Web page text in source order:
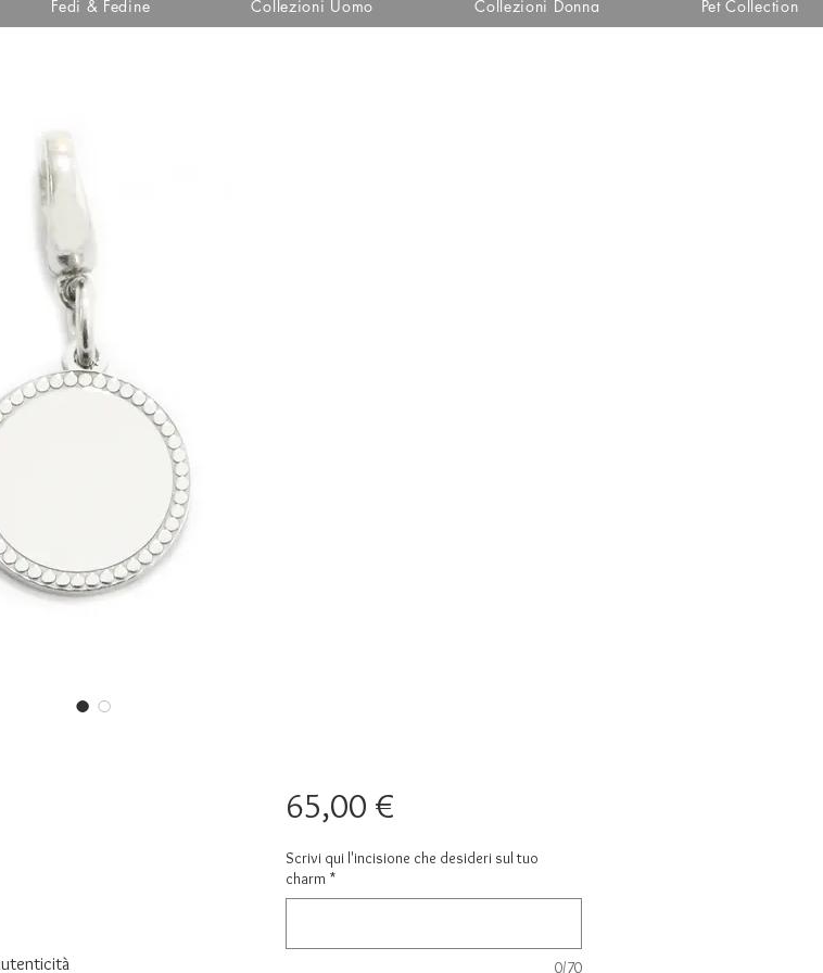
Fedi & Fedine Collezioni Uomo Collezioni Donna Pet Collection
65,00 €Prezzo
Scrivi qui l'incisione che desideri sul tuo
charm *
0/70